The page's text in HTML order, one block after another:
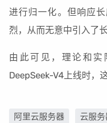
进行归一化。但响应
烈，从而无意中引入了长
由此可见，理论和实
DeepSeek-V4上线时，
阿里云服务器 云服务